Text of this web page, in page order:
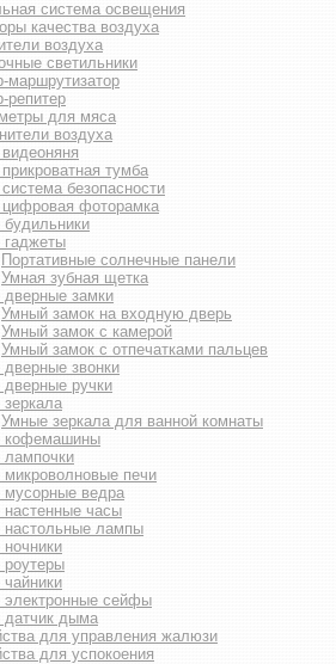
система освещения
качества воздуха
воздуха
светильники
маршрутизатор
репитер
для мяса
воздуха
тумба
безопасности
фоторамка
Портативные солнечные панели
Умная зубная щетка
замки
Умный замок на входную дверь
Умный замок с камерой
Умный замок с отпечатками пальцев
звонки
ручки
Умные зеркала для ванной комнаты
кофемашины
печи
ведра
часы
лампы
сейфы
дыма
для управления жалюзи
для успокоения